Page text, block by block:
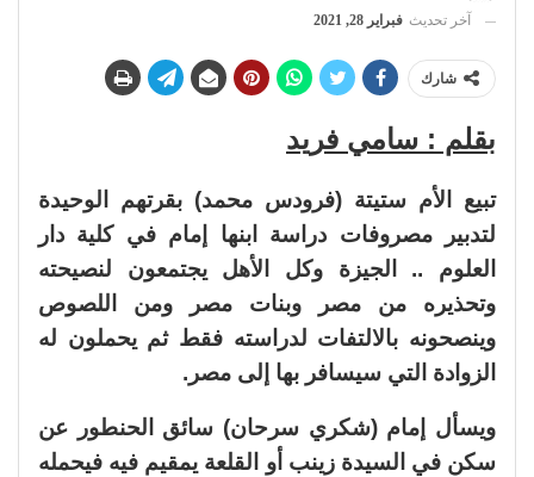
آخر تحديث فبراير 28, 2021
شارك
بقلم : سامي فريد
تبيع الأم ستيتة (فرودس محمد) بقرتهم الوحيدة
لتدبير مصروفات دراسة ابنها إمام في كلية دار
العلوم .. الجيزة وكل الأهل يجتمعون لنصيحته
وتحذيره من مصر وبنات مصر ومن اللصوص
وينصحونه بالالتفات لدراسته فقط ثم يحملون له
الزوادة التي سيسافر بها إلى مصر.
ويسأل إمام (شكري سرحان) سائق الحنطور عن
سكن في السيدة زينب أو القلعة يمقيم فيه فيحمله